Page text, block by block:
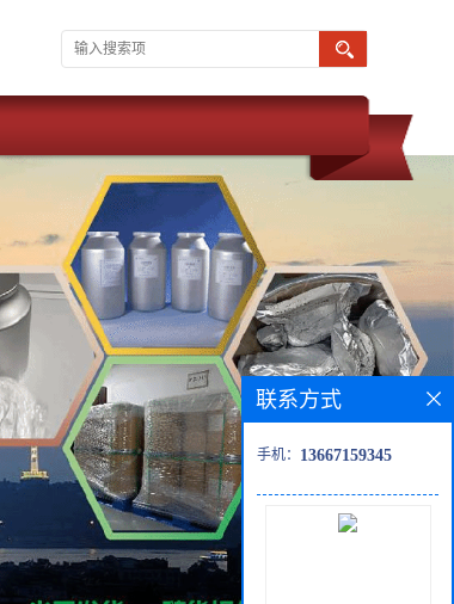
为湖北威德利化学科技旗下子公司。 现推出优势化学
量保障
旗下子公司。 现推出优势
联系方式
手机： 13667159345